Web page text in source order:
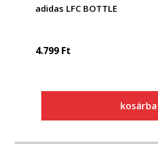
adidas LFC BOTTLE
4.799 Ft
kosárba